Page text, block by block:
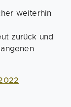
weiterhin
zurück und